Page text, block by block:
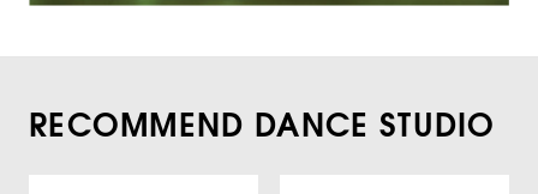
RECOMMEND DANCE STUDIO